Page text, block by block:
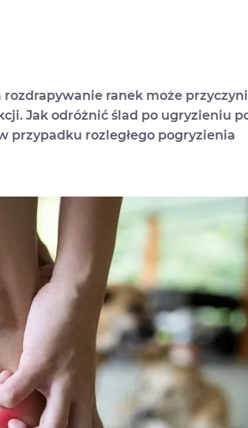
rozdrapywanie ranek może
Jak odróżnić ślad po ugryzieniu
przypadku rozległego pogryzienia